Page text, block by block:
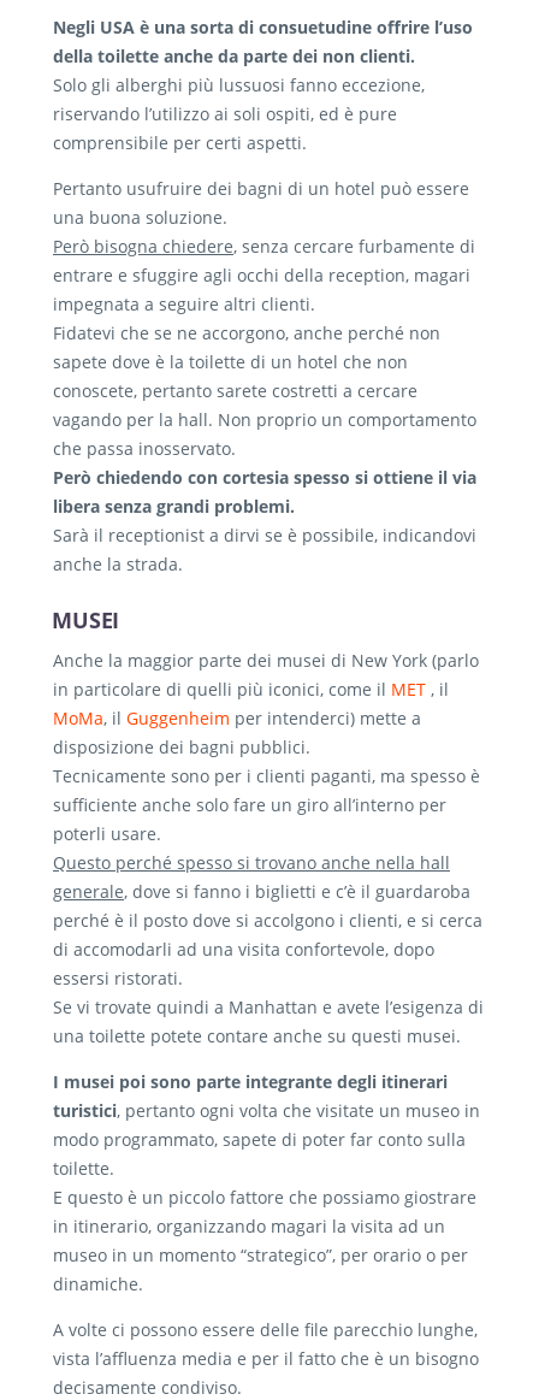
Negli USA è una sorta di consuetudine offrire l’uso
della toilette anche da parte dei non clienti.
Solo gli alberghi più lussuosi fanno eccezione,
riservando l’utilizzo ai soli ospiti, ed è pure
comprensibile per certi aspetti.
Pertanto usufruire dei bagni di un hotel può essere
una buona soluzione.
Però bisogna chiedere, senza cercare furbamente di
entrare e sfuggire agli occhi della reception, magari
impegnata a seguire altri clienti.
Fidatevi che se ne accorgono, anche perché non
sapete dove è la toilette di un hotel che non
conoscete, pertanto sarete costretti a cercare
vagando per la hall. Non proprio un comportamento
che passa inosservato.
Però chiedendo con cortesia spesso si ottiene il via
libera senza grandi problemi.
Sarà il receptionist a dirvi se è possibile, indicandovi
anche la strada.
MUSEI
Anche la maggior parte dei musei di New York (parlo
in particolare di quelli più iconici, come il MET , il
MoMa, il Guggenheim per intenderci) mette a
disposizione dei bagni pubblici.
Tecnicamente sono per i clienti paganti, ma spesso è
sufficiente anche solo fare un giro all’interno per
poterli usare.
Questo perché spesso si trovano anche nella hall
generale, dove si fanno i biglietti e c’è il guardaroba
perché è il posto dove si accolgono i clienti, e si cerca
di accomodarli ad una visita confortevole, dopo
essersi ristorati.
Se vi trovate quindi a Manhattan e avete l’esigenza di
una toilette potete contare anche su questi musei.
I musei poi sono parte integrante degli itinerari
turistici, pertanto ogni volta che visitate un museo in
modo programmato, sapete di poter far conto sulla
toilette.
E questo è un piccolo fattore che possiamo giostrare
in itinerario, organizzando magari la visita ad un
museo in un momento “strategico”, per orario o per
dinamiche.
A volte ci possono essere delle file parecchio lunghe,
vista l’affluenza media e per il fatto che è un bisogno
decisamente condiviso.